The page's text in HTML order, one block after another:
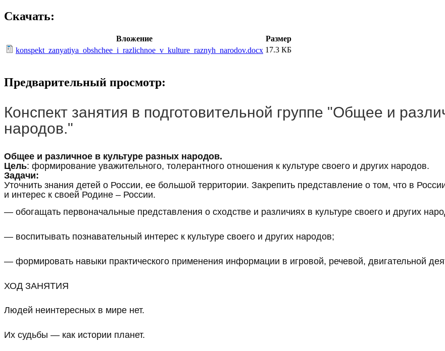
Скачать:
Вложение
Размер
konspekt_zanyatiya_obshchee_i_razlichnoe_v_kulture_raznyh_narodov.docx 17.3 КБ
Предварительный просмотр:
Конспект занятия в подготовительной группе "Общее и
народов."
Общее и различное в культуре разных народов.
Цель: формирование уважительного, толерантного отношения к культуре своего и других народов.
Задачи:
Уточнить знания детей о России, ее большой территории. Закрепить представление о том, что в
и интерес к своей Родине – России.
— обогащать первоначальные представления о сходстве и различиях в культуре своего и других
— воспитывать познавательный интерес к культуре своего и других народов;
— формировать навыки практического применения информации в игровой, речевой, двигательной
ХОД ЗАНЯТИЯ
Людей неинтересных в мире нет.
Их судьбы — как истории планет.